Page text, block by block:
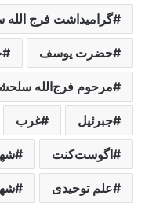
گرامیداشت فرج الله
حضرت یوسف
مرحوم فرج‌الله
جبرئیل غرب
اگوست‌کنت
علم توحیدی